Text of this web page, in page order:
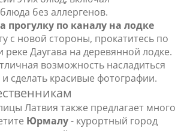
без аллергенов.
прогулку по каналу на лодке
с новой стороны, прокатитесь по
реке Даугава на деревянной лодке.
возможность насладиться
сделать красивые фотографии.
Латвия также предлагает много
Юрмалу- курортный город